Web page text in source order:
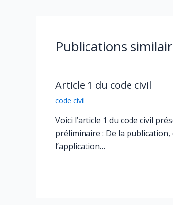
Publications
Article 1 du code civil
code civil
Voici l’article 1 du code civil
préliminaire : De la publication,
l’application…